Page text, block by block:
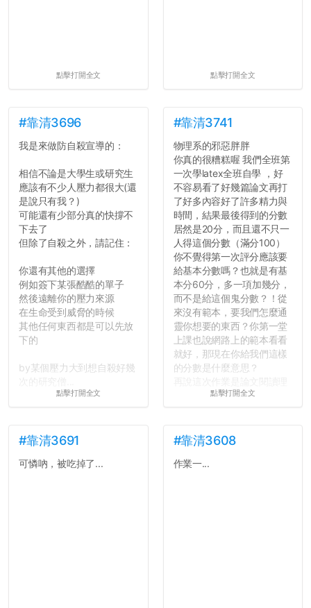
點擊打開全文 點擊打開全文
#靠清3696
我是來做防自殺宣導的：
相信不論是大學生或研究生
應該有不少人壓力都很大(還
是說只有我？)
可能還有少部分真的快撐不
下去了
但除了自殺之外，請記住：
你還有其他的選擇
例如簽下某張酷酷的單子
然後遠離你的壓力來源
在生命受到威脅的時候
其他任何東西都是可以先放
下的
by某個壓力大到想自殺好幾
點擊打開全文
#靠清3741
物理系的邪惡胖胖
你真的很糟糕喔 我們全班第
一次學latex全班自學 ，好
不容易看了好幾篇論文再打
了好多內容好了許多精力與
時間，結果最後得到的分數
居然是20分，而且還不只一
人得這個分數（滿分100）
你不覺得第一次評分應該要
給基本分數嗎？也就是有基
本分60分，多一項加幾分，
而不是給這個鬼分數？！從
來沒有範本，要我們怎麼通
靈你想要的東西？你第一堂
上課也說網路上的範本看看
就好，那現在你給我們這樣
的分數是什麼意思？
解與評論，既然已經寫下實
對論文的評論10分？！...
點擊打開全文
#靠清3691
可憐吶，被吃掉了...
#靠清3608
作業一...